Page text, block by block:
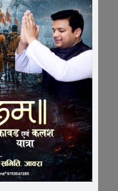
–
के भाई मुकेश मोगरा, दिलीप
भेंट कर सम्मान किया
अध्यक्ष प्रफुल्ल जैन ने
ने व्यक्त किया।
व पदाधिकारी
–
लोकेंद्र सिंह बड़ौदा, अशोक